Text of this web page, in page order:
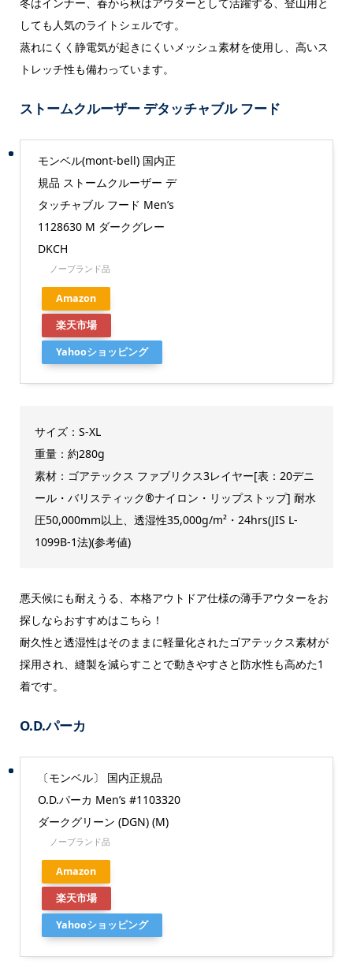
しても人気のライトシェルです。
蒸れにくく静電気が起きにくいメッシュ素材を使用し、高いス
トレッチ性も備わっています。
ストームクルーザー デタッチャブル フード
モンベル(mont-bell) 国内正
規品 ストームクルーザー デ
タッチャブル フード Men’s
1128630 M ダークグレー
DKCH
ノーブランド品
Amazon
楽天市場
Yahooショッピング
サイズ：S-XL
重量：約280g
素材：ゴアテックス ファブリクス3レイヤー[表：20デニ
ール・バリスティック®ナイロン・リップストップ] 耐水
圧50,000mm以上、透湿性35,000g/m²・24hrs(JIS L-
1099B-1法)(参考値)
悪天候にも耐えうる、本格アウトドア仕様の薄手アウターをお
探しならおすすめはこちら！
耐久性と透湿性はそのままに軽量化されたゴアテックス素材が
採用され、縫製を減らすことで動きやすさと防水性も高めた1
着です。
O.D.パーカ
〔モンベル〕 国内正規品
O.D.パーカ Men’s #1103320
ダークグリーン (DGN) (M)
ノーブランド品
Amazon
楽天市場
Yahooショッピング